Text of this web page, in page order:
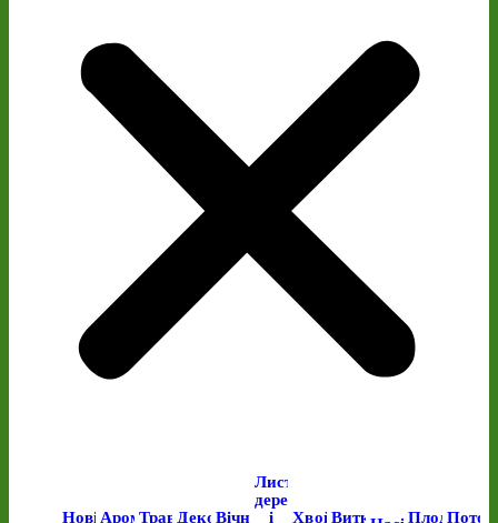
Нові Ароматичні
Трав’янисті
Декоративні
Вічнозелені
Листяні
дерева
і
ХвойніВиткі
Плодові